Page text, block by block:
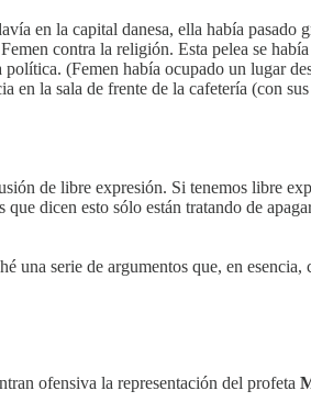
en la capital danesa, ella había pasado
contra la religión. Esta pelea se
(Femen había ocupado un lugar
la sala de frente de la cafetería (con
de libre expresión. Si tenemos libre
dicen esto sólo están tratando de
una serie de argumentos que, en
ofensiva la representación del profeta